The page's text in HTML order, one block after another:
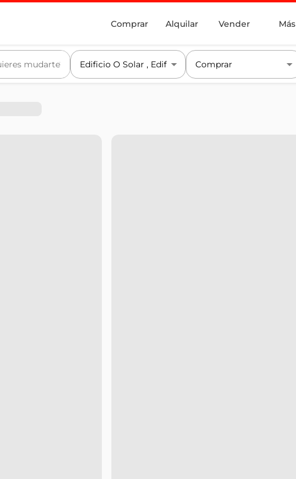
Comprar Alquilar Vender Más
Edificio O Solar Edificio Edificio Comercial
Comprar